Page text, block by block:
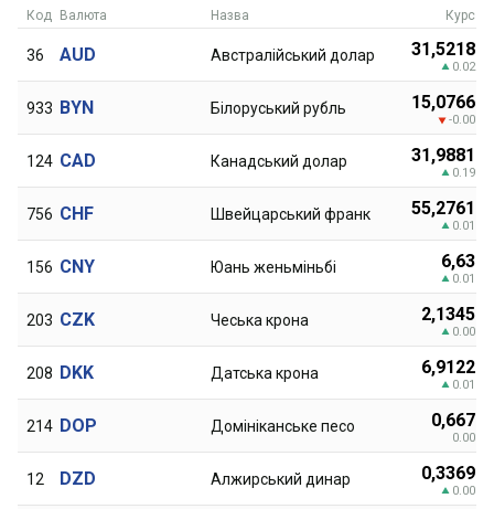
Код Валюта Назва Курс
36 AUD Австралійський долар 31,5218
0.02
933 BYN Бiлоруський рубль 15,0766
-0.00
124 CAD Канадський долар 31,9881
0.19
756 CHF Швейцарський франк 55,2761
0.01
156 CNY Юань женьміньбі 6,63
0.01
203 CZK Чеська крона 2,1345
0.00
208 DKK Датська крона 6,9122
0.01
214 DOP Домініканське песо 0,667
0.00
12 DZD Алжирський динар 0,3369
0.00